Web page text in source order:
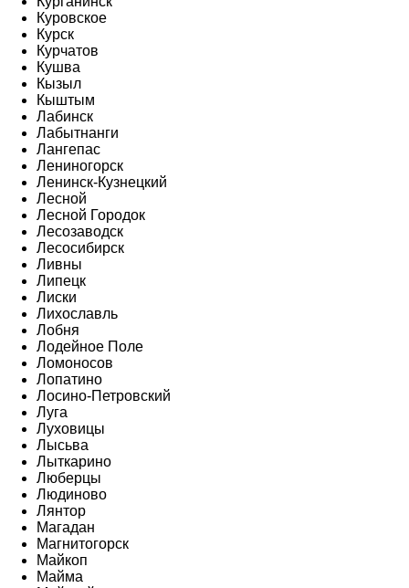
Куровское
Курск
Курчатов
Кушва
Кызыл
Кыштым
Лабинск
Лабытнанги
Лангепас
Лениногорск
Ленинск-Кузнецкий
Лесной
Лесной Городок
Лесозаводск
Лесосибирск
Ливны
Липецк
Лиски
Лихославль
Лобня
Лодейное Поле
Ломоносов
Лопатино
Лосино-Петровский
Луга
Луховицы
Лысьва
Лыткарино
Люберцы
Людиново
Лянтор
Магадан
Магнитогорск
Майкоп
Майма